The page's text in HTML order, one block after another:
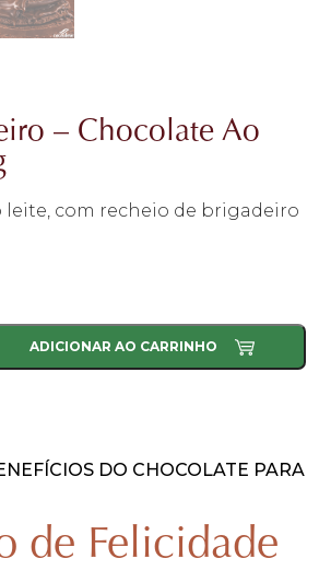
– Chocolate Ao
leite, com recheio de brigadeiro
ADICIONAR AO CARRINHO
DO CHOCOLATE PARA
de Felicidade